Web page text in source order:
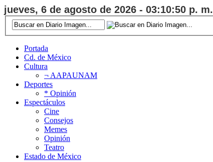
jueves, 6 de agosto de 2026 - 03:10:51 p. m.
Portada
Cd. de México
Cultura
¬ AAPAUNAM
Deportes
* Opinión
Espectáculos
Cine
Consejos
Memes
Opinión
Teatro
Estado de México